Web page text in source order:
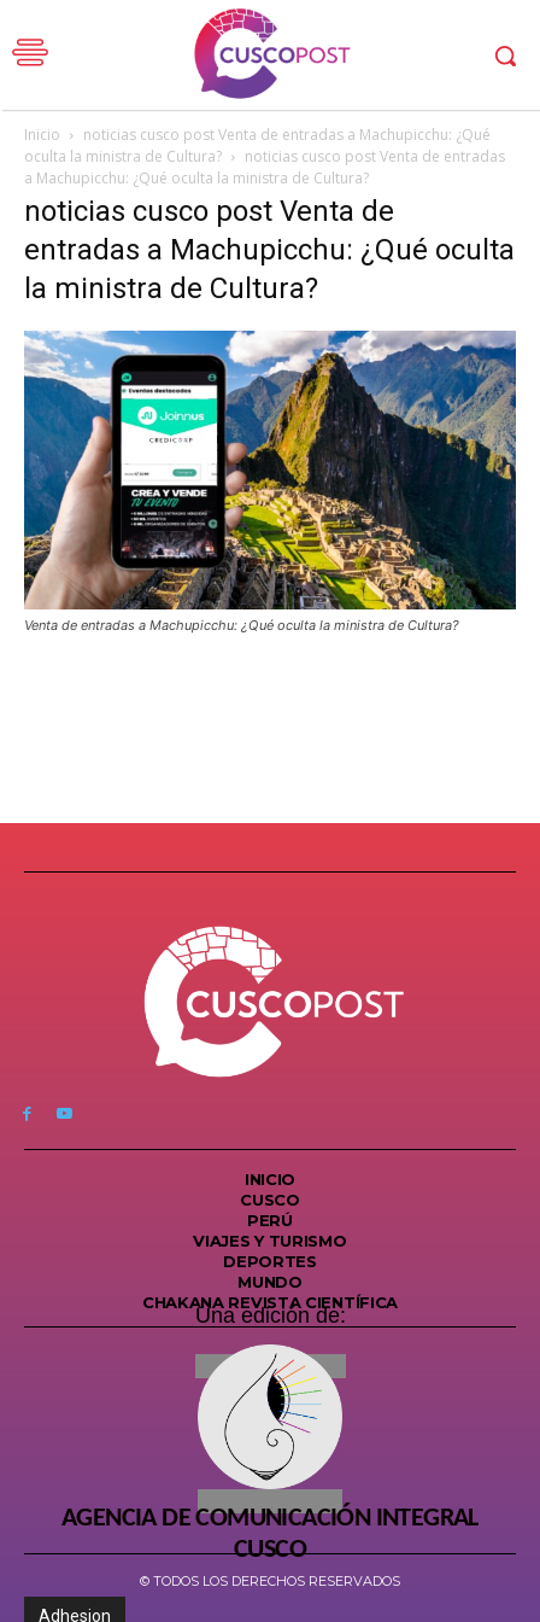
Inicio
noticias cusco post Venta de entradas a Machupicchu: ¿Qué
oculta la ministra de Cultura?
noticias cusco post Venta de entradas
a Machupicchu: ¿Qué oculta la ministra de Cultura?
noticias cusco post Venta de
entradas a Machupicchu: ¿Qué oculta
la ministra de Cultura?
Venta de entradas a Machupicchu: ¿Qué oculta la ministra de Cultura?
INICIO
CUSCO
PERÚ
VIAJES Y TURISMO
DEPORTES
MUNDO
CHAKANA REVISTA CIENTÍFICA
Una edición de:
AGENCIA DE COMUNICACIÓN INTEGRAL
CUSCO
© TODOS LOS DERECHOS RESERVADOS
Adhesion